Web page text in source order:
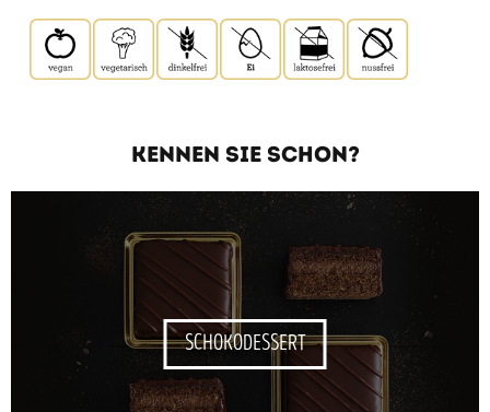
KENNEN SIE SCHON?
SCHOKODESSERT